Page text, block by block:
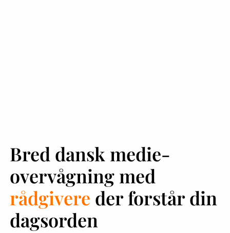
Bred dansk medie­
overvågning med
rådgivere der forstår din
dagsorden